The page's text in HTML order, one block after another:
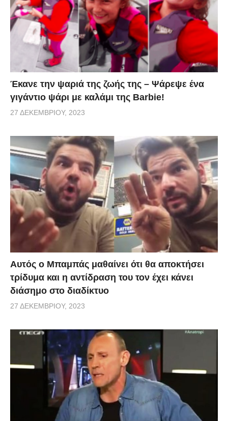
Έκανε την ψαριά της ζωής της – Ψάρεψε ένα
γιγάντιο ψάρι με καλάμι της Barbie!
27 ΔΕΚΕΜΒΡΊΟΥ, 2023
Αυτός ο Μπαμπάς μαθαίνει ότι θα αποκτήσει
τρίδυμα και η αντίδραση του τον έχει κάνει
διάσημο στο διαδίκτυο
27 ΔΕΚΕΜΒΡΊΟΥ, 2023